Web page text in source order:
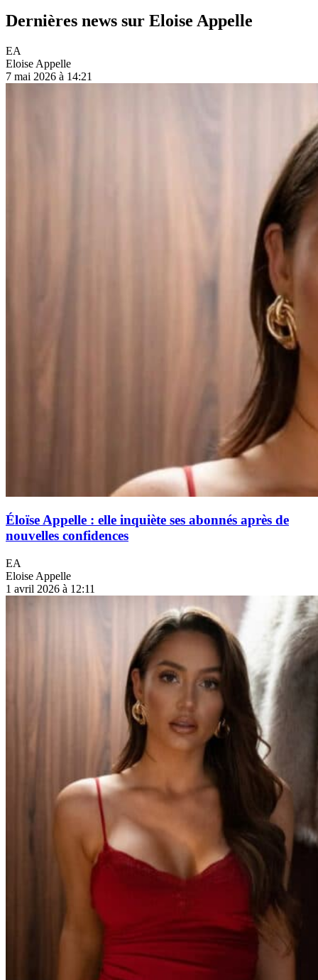
Dernières news sur Eloise Appelle
EA
Eloise Appelle
7 mai 2026 à 14:21
Éloïse Appelle : elle inquiète ses abonnés après de
nouvelles confidences
EA
Eloise Appelle
1 avril 2026 à 12:11